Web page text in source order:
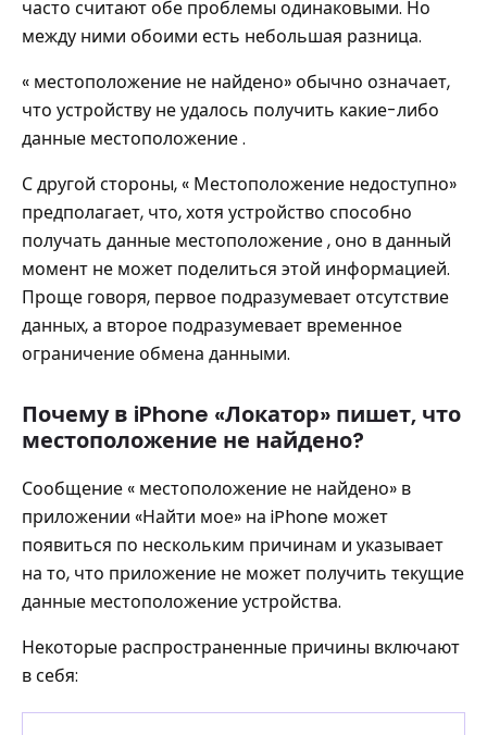
часто считают обе проблемы одинаковыми. Но
между ними обоими есть небольшая разница.
« местоположение не найдено» обычно означает,
что устройству не удалось получить какие-либо
данные местоположение .
С другой стороны, « Местоположение недоступно»
предполагает, что, хотя устройство способно
получать данные местоположение , оно в данный
момент не может поделиться этой информацией.
Проще говоря, первое подразумевает отсутствие
данных, а второе подразумевает временное
ограничение обмена данными.
Почему в iPhone «Локатор» пишет, что
местоположение не найдено?
Сообщение « местоположение не найдено» в
приложении «Найти мое» на iPhone может
появиться по нескольким причинам и указывает
на то, что приложение не может получить текущие
данные местоположение устройства.
Некоторые распространенные причины включают
в себя: